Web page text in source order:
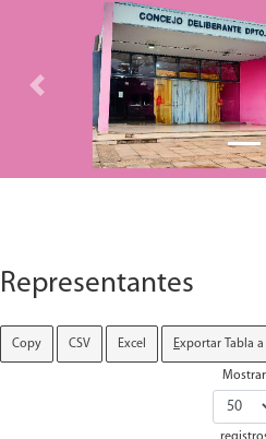
Previous
Representantes
Copy CSV Excel Exportar Tabla a
Mostrar